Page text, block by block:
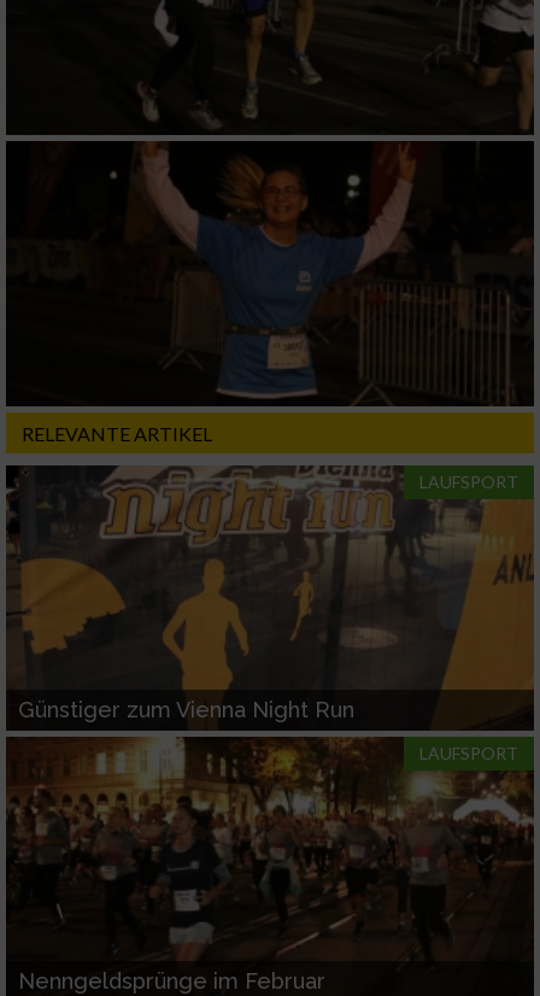
RELEVANTE ARTIKEL
LAUFSPORT
Günstiger zum Vienna Night Run
LAUFSPORT
Nenngeldsprünge im Februar
IAB-Besonderheiten:
Verwendung genauer Standortdaten
Geräte anhand von aktiv angeforderten
Informationen identifizieren
Nicht-IAB-Verarbeitungszwecke:
Werbung